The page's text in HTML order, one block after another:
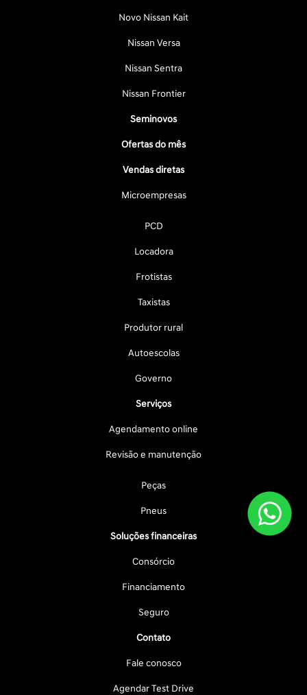
Novo Nissan Kait
Nissan Versa
Nissan Sentra
Nissan Frontier
Seminovos
Ofertas do mês
Vendas diretas
Microempresas
PCD
Locadora
Frotistas
Taxistas
Produtor rural
Autoescolas
Governo
Serviços
Agendamento online
Revisão e manutenção
Peças
Pneus
Soluções financeiras
Consórcio
Financiamento
Seguro
Contato
Fale conosco
Agendar Test Drive